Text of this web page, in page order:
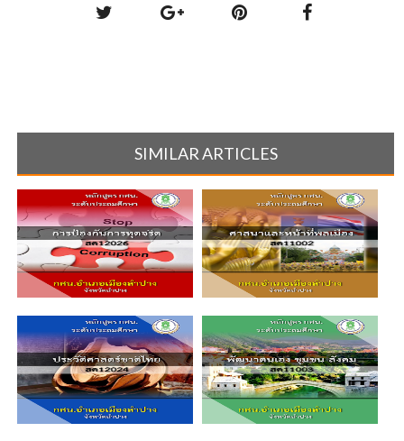
SIMILAR ARTICLES
สค12026 : การป้องกันการทุต
จริต
สค11002 : ศาสนาและหน้าที่
พลเมือง